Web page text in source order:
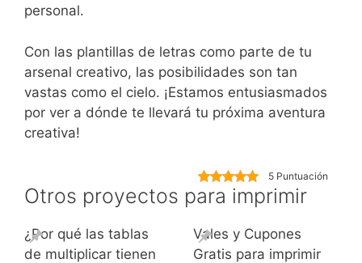
personal.
Con las plantillas de letras como parte de tu
arsenal creativo, las posibilidades son tan
vastas como el cielo. ¡Estamos entusiasmados
por ver a dónde te llevará tu próxima aventura
creativa!
5 Puntuación
Otros proyectos para imprimir
¿Por qué las tablas
de multiplicar tienen
Vales y Cupones
Gratis para imprimir